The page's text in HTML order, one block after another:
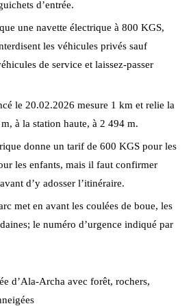
d’entrée.
une navette électrique à 800 KGS,
les véhicules privés sauf
de service et laissez-passer
le 20.02.2026 mesure 1 km et relie la
à la station haute, à 2 494 m.
donne un tarif de 600 KGS pour les
les enfants, mais il faut confirmer
d’y adosser l’itinéraire.
met en avant les coulées de boue, les
le numéro d’urgence indiqué par